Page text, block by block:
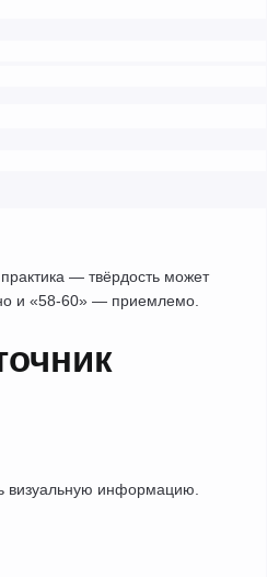
— твёрдость может
и «58-60» — приемлемо.
визуальную информацию.